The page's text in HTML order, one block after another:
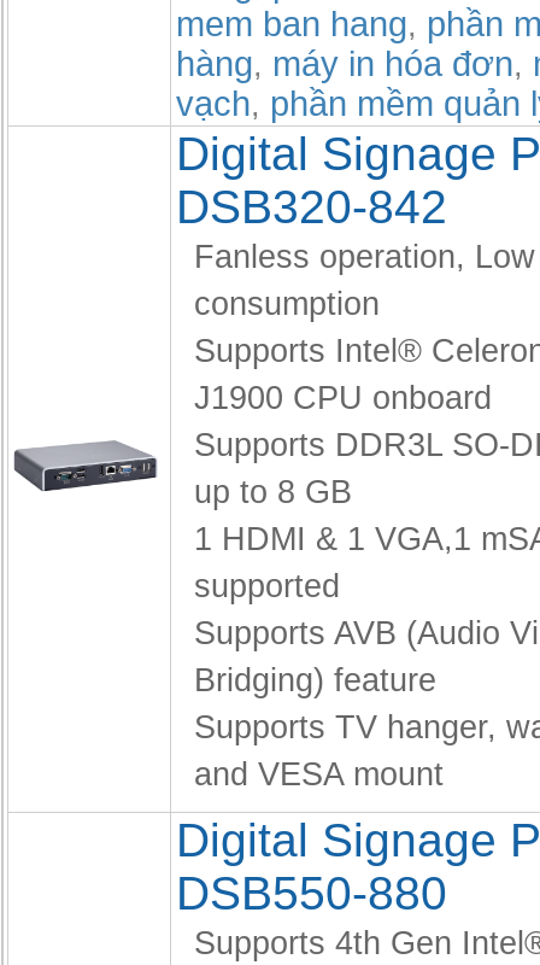
mem ban hang, phần
hàng, máy in hóa đơn,
vạch, phần mềm quản
Digital Signage
DSB320-842
Fanless operation,
consumption
Supports Intel®
J1900 CPU onboard
Supports DDR3L SO-
up to 8 GB
1 HDMI & 1 VGA,1
supported
Supports AVB (Audio
Bridging) feature
Supports TV hanger,
and VESA mount
Digital Signage
DSB550-880
Supports 4th Gen